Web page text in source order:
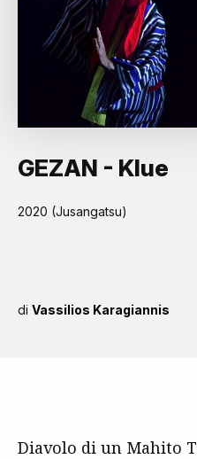
GEZAN - Klue
2020 (Jusangatsu)
di Vassilios Karagiannis
Diavolo di un Mahito